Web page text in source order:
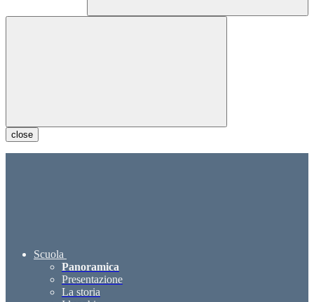
close
Scuola
Panoramica
Presentazione
La storia